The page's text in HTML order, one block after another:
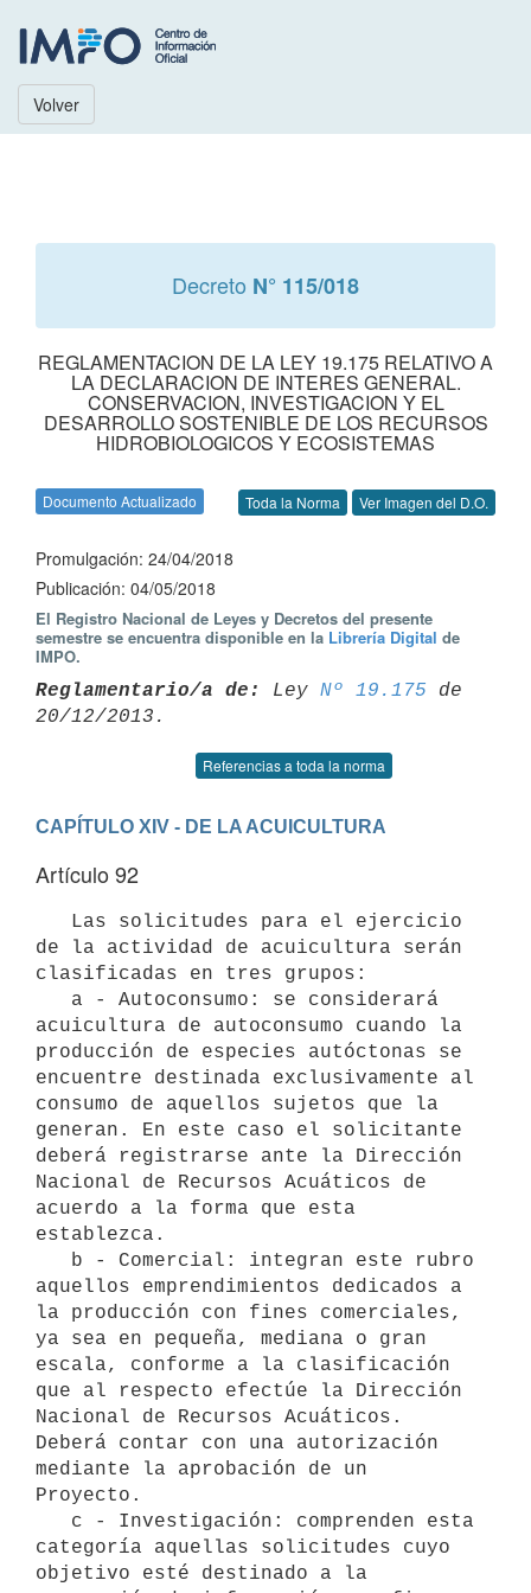
Volver
Decreto N° 115/018
REGLAMENTACION DE LA LEY 19.175 RELATIVO A
LA DECLARACION DE INTERES GENERAL.
CONSERVACION, INVESTIGACION Y EL
DESARROLLO SOSTENIBLE DE LOS RECURSOS
HIDROBIOLOGICOS Y ECOSISTEMAS
Documento Actualizado Toda la Norma Ver Imagen del D.O.
Promulgación: 24/04/2018
Publicación: 04/05/2018
El Registro Nacional de Leyes y Decretos del presente
semestre se encuentra disponible en la Librería Digital de
IMPO.
Reglamentario/a de: Ley Nº 19.175 de
Referencias a toda la norma
CAPÍTULO XIV - DE LA ACUICULTURA
Artículo 92
de la actividad de acuicultura serán
clasificadas en tres grupos:
acuicultura de autoconsumo cuando la
producción de especies autóctonas se
encuentre destinada exclusivamente al
consumo de aquellos sujetos que la
generan. En este caso el solicitante
deberá registrarse ante la Dirección
Nacional de Recursos Acuáticos de
acuerdo a la forma que esta
establezca.
aquellos emprendimientos dedicados a
la producción con fines comerciales,
ya sea en pequeña, mediana o gran
escala, conforme a la clasificación
que al respecto efectúe la Dirección
Nacional de Recursos Acuáticos.
Deberá contar con una autorización
mediante la aprobación de un
Proyecto.
categoría aquellas solicitudes cuyo
objetivo esté destinado a la